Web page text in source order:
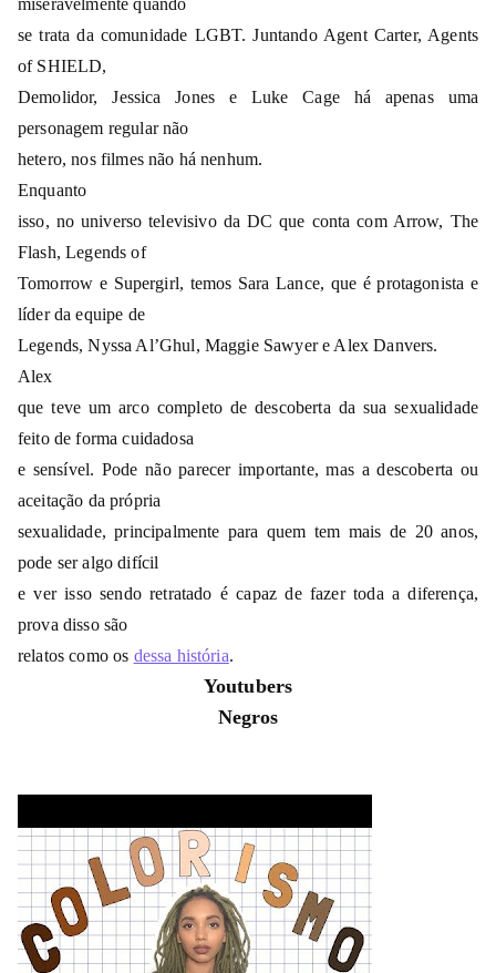
miseravelmente quando
se trata da comunidade LGBT. Juntando Agent Carter, Agents
of SHIELD,
Demolidor, Jessica Jones e Luke Cage há apenas uma
personagem regular não
hetero, nos filmes não há nenhum.
Enquanto
isso, no universo televisivo da DC que conta com Arrow, The
Flash, Legends of
Tomorrow e Supergirl, temos Sara Lance, que é protagonista e
líder da equipe de
Legends, Nyssa Al’Ghul, Maggie Sawyer e Alex Danvers.
Alex
que teve um arco completo de descoberta da sua sexualidade
feito de forma cuidadosa
e sensível. Pode não parecer importante, mas a descoberta ou
aceitação da própria
sexualidade, principalmente para quem tem mais de 20 anos,
pode ser algo difícil
e ver isso sendo retratado é capaz de fazer toda a diferença,
prova disso são
relatos como os dessa história.
Youtubers
Negros